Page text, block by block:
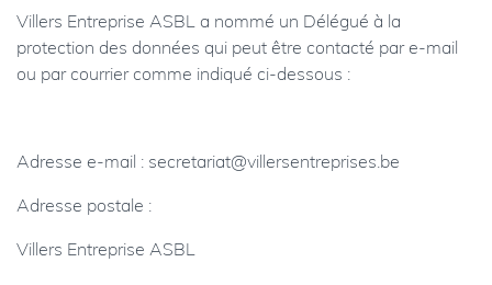
Villers Entreprise ASBL a nommé un Délégué à la
protection des données qui peut être contacté par e-mail
ou par courrier comme indiqué ci-dessous :
Adresse e-mail : secretariat@villersentreprises.be
Adresse postale :
Villers Entreprise ASBL